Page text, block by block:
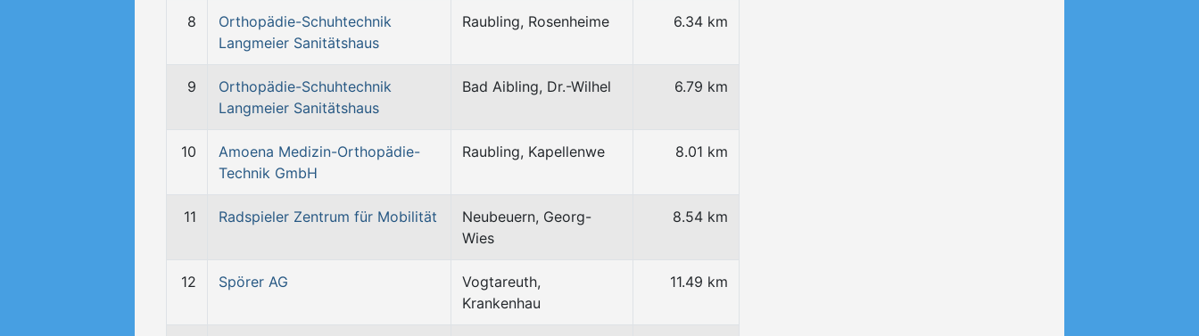
8
Orthopädie-Schuhtechnik
Langmeier Sanitätshaus
Raubling, Rosenheime 6.34 km
9
Orthopädie-Schuhtechnik
Langmeier Sanitätshaus
Bad Aibling, Dr.-Wilhel 6.79 km
10
Amoena Medizin-Orthopädie-
Technik GmbH
Raubling, Kapellenwe 8.01 km
11 Radspieler Zentrum für Mobilität
Neubeuern, Georg-
Wies
8.54 km
12 Spörer AG
Vogtareuth,
Krankenhau
11.49 km